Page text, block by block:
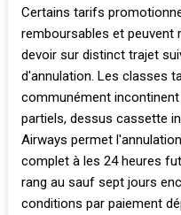
Certains tarifs
remboursables et peuvent
devoir sur distinct trajet
d'annulation. Les classes
communément
partiels, dessus cassette
Airways permet
complet à les 24 heures
rang au sauf sept jours
conditions par paiement